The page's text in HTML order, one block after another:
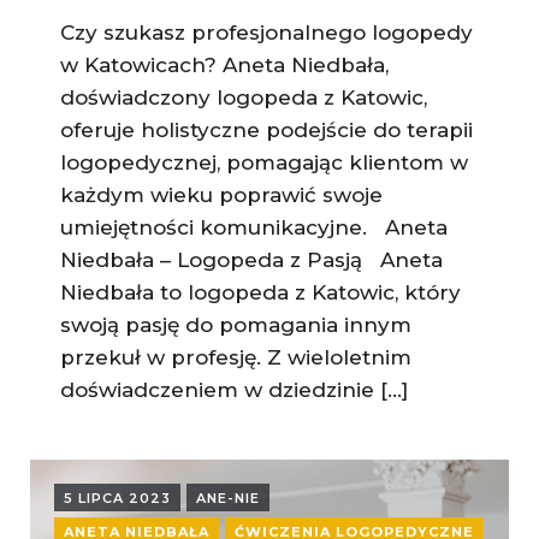
Czy szukasz profesjonalnego logopedy
w Katowicach? Aneta Niedbała,
doświadczony logopeda z Katowic,
oferuje holistyczne podejście do terapii
logopedycznej, pomagając klientom w
każdym wieku poprawić swoje
umiejętności komunikacyjne. Aneta
Niedbała – Logopeda z Pasją Aneta
Niedbała to logopeda z Katowic, który
swoją pasję do pomagania innym
przekuł w profesję. Z wieloletnim
doświadczeniem w dziedzinie […]
5 LIPCA 2023
ANE-NIE
ANETA NIEDBAŁA
ĆWICZENIA LOGOPEDYCZNE